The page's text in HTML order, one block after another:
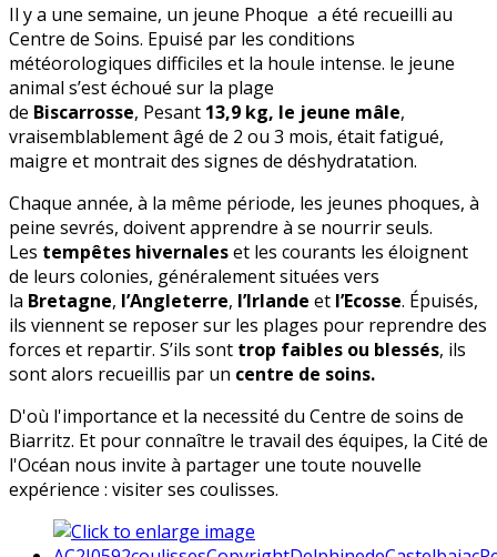
Il y a une semaine, un jeune Phoque a été recueilli au
Centre de Soins. Epuisé par les conditions
météorologiques difficiles et la houle intense. le jeune
animal s’est échoué sur la plage
de Biscarrosse, Pesant 13,9 kg, le jeune mâle,
vraisemblablement âgé de 2 ou 3 mois, était fatigué,
maigre et montrait des signes de déshydratation.
Chaque année, à la même période, les jeunes phoques, à
peine sevrés, doivent apprendre à se nourrir seuls.
Les tempêtes hivernaleset les courants les éloignent
de leurs colonies, généralement situées vers
la Bretagne, l’Angleterre, l’Irlande et l’Ecosse. Épuisés,
ils viennent se reposer sur les plages pour reprendre des
forces et repartir. S’ils sont trop faibles ou blessés, ils
sont alors recueillis par un centre de soins.
D'où l'importance et la necessité du Centre de soins de
Biarritz. Et pour connaître le travail des équipes, la Cité de
l'Océan nous invite à partager une toute nouvelle
expérience : visiter ses coulisses.